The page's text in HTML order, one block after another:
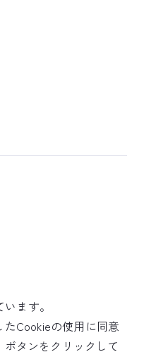
ます。
Cookieの使用に同意
タンをクリックして